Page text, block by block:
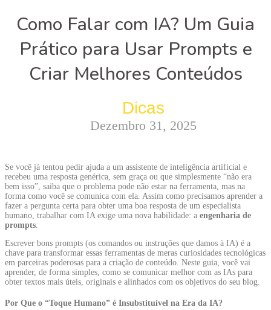
Como Falar com IA? Um Guia
Prático para Usar Prompts e
Criar Melhores Conteúdos
Dicas
Dezembro 31, 2025
Se você já tentou pedir ajuda a um assistente de inteligência artificial e
recebeu uma resposta genérica, sem graça ou que simplesmente “não era
bem isso”, saiba que o problema pode não estar na ferramenta, mas na
forma como você se comunica com ela. Assim como precisamos aprender a
fazer a pergunta certa para obter uma boa resposta de um especialista
humano, trabalhar com IA exige uma nova habilidade: a engenharia de
prompts.
Escrever bons prompts (os comandos ou instruções que damos à IA) é a
chave para transformar essas ferramentas de meras curiosidades tecnológicas
em parceiras poderosas para a criação de conteúdo. Neste guia, você vai
aprender, de forma simples, como se comunicar melhor com as IAs para
obter textos mais úteis, originais e alinhados com os objetivos do seu blog.
Por Que o “Toque Humano” é Insubstituível na Era da IA?